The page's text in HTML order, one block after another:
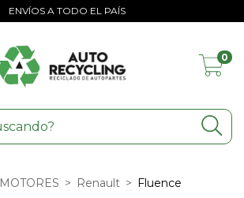
ENVÍOS A TODO EL PAÍS
0
MOTORES > Renault > Fluence